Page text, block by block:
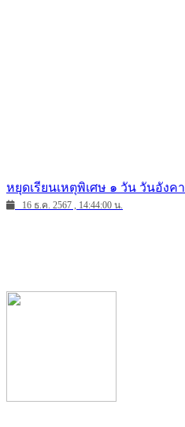
หยุดเรียนเหตุพิเศษ ๑ วัน วันอัง
16 ธ.ค. 2567 , 14:44:00 น.